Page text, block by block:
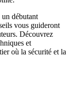
un débutant
vous guideront
Découvrez
et
où la sécurité et la